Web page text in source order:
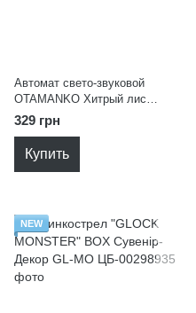
Автомат свето-звуковой
OTAMANKO Хитрый лис
OTAMANKO 532.03.86
329 грн
Купить
NEW